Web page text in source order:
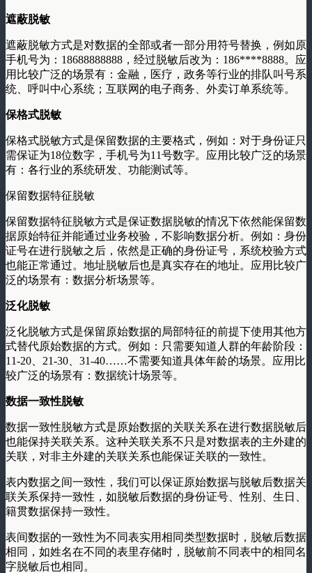
遮蔽脱敏
遮蔽脱敏方式是对数据的全部或者一部分用符号替换，例如原
手机号为：18688888888，经过脱敏后改为：186****8888。应
用比较广泛的场景有：金融，医疗，政务等行业的排队叫号系
统、呼叫中心系统；互联网的电子商务、外卖订单系统等。
保格式脱敏
保格式脱敏方式是保留数据的主要格式，例如：对于身份证只
需保证为18位数字，手机号为11号数字。应用比较广泛的场景
有：各行业的系统研发、功能测试等。
保留数据特征脱敏
保留数据特征脱敏方式是保证数据脱敏的情况下依然能保留数
据原始特征并能通过业务校验，不影响数据分析。例如：身份
证号在进行脱敏之后，依然是正确的身份证号，系统校验方式
也能正常通过。地址脱敏后也是真实存在的地址。应用比较广
泛的场景有：数据分析场景等。
泛化脱敏
泛化脱敏方式是保留原始数据的局部特征的前提下使用其他方
式替代原始数据的方式。例如：只需要知道人群的年龄阶段：
11-20、21-30、31-40……不需要知道具体年龄的场景。应用比
较广泛的场景有：数据统计场景等。
数据一致性脱敏
数据一致性脱敏方式是原始数据的关联关系在进行数据脱敏后
也能保持关联关系。这种关联关系不只是对数据表的主外建的
关联，对非主外建的关联关系也能保证关联的一致性。
表内数据之间一致性，我们可以保证原始数据与脱敏后数据关
联关系保持一致性，如脱敏后数据的身份证号、性别、生日、
籍贯数据保持一致性。
表间数据的一致性为不同表实用相同类型数据时，脱敏后数据
相同，如姓名在不同的表里存储时，脱敏前不同表中的相同名
字脱敏后也相同。